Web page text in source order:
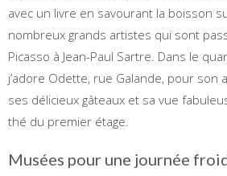
avec un livre en savourant la boisson
nombreux grands artistes qui sont
Picasso à Jean-Paul Sartre. Dans le
j’adore Odette, rue Galande, pour son
ses délicieux gâteaux et sa vue
thé du premier étage.
Musées pour une journée